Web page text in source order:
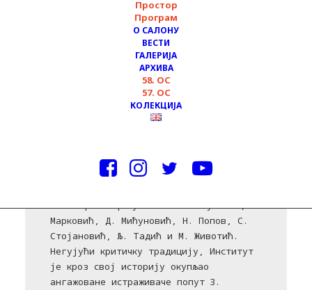
Простор
Програм
О САЛОНУ
ВЕСТИ
ГАЛЕРИЈА
АРХИВА
58. ОС
57. ОС
КОЛЕКЦИЈА
ИНСТИТУТ ЗА
ФИЛОЗОФИЈУ И
ДРУШТВЕНУ ТЕОРИЈУ
Институт за филозофију и друштвену
њему своје запослење добили професори
који су у расплету након студентских
Филозофског факултета: З. Голубовић, М.
Марковић, Д. Мићуновић, Н. Попов, С.
Стојановић, Љ. Тадић и М. Животић.
Негујући критичку традицију, Институт
је кроз свој историју окупљао
ангажоване истраживаче попут З.